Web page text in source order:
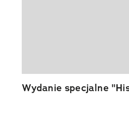
Wydanie specjalne